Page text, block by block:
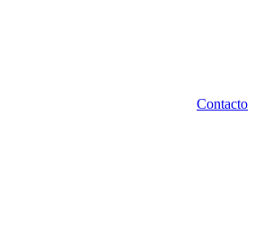
Contacto